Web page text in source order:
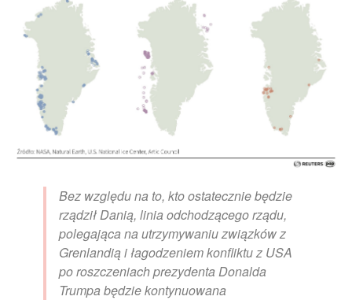
Bez względu na to, kto ostatecznie będzie
rządził Danią, linia odchodzącego rządu,
polegająca na utrzymywaniu związków z
Grenlandią i łagodzeniem konfliktu z USA
po roszczeniach prezydenta Donalda
Trumpa będzie kontynuowana